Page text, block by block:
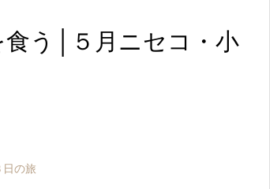
う│５月ニセコ・小
の旅